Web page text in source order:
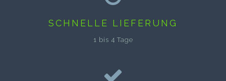
SCHNELLE LIEFERUNG
1 bis 4 Tage